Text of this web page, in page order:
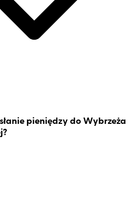
pieniędzy do Wybrzeża